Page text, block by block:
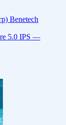
Benetech
5.0 IPS —